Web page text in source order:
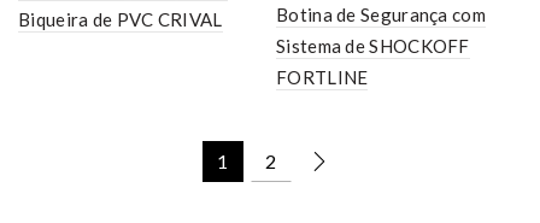
Biqueira de PVC CRIVAL
Botina de Segurança com
Sistema de SHOCKOFF
FORTLINE
1 2